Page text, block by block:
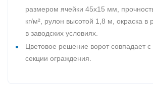
размером ячейки 45х15 мм,
кг/м², рулон высотой 1,8 м, окраска в
в заводских условиях.
Цветовое решение ворот совпадает
секции ограждения.